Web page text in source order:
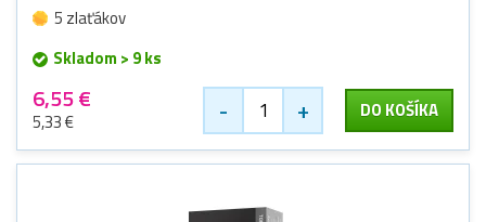
5 zlaťákov
Skladom > 9 ks
6,55 €
5,33 € - + DO KOŠÍKA